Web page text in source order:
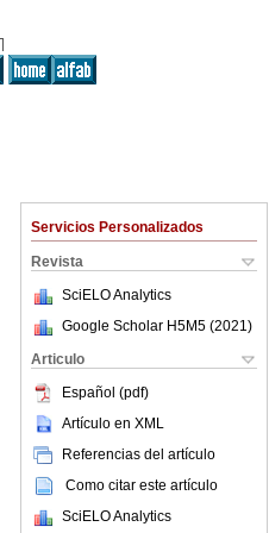
Servicios Personalizados
Revista
SciELO Analytics
Google Scholar H5M5 (2021 )
Articulo
Español (pdf)
Artículo en XML
Referencias del artículo
Como citar este artículo
SciELO Analytics